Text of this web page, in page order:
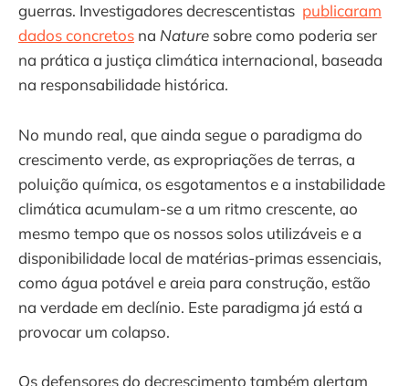
guerras. Investigadores decrescentistas publicaram
dados concretos na Nature sobre como poderia ser
na prática a justiça climática internacional, baseada
na responsabilidade histórica.
No mundo real, que ainda segue o paradigma do
crescimento verde, as expropriações de terras, a
poluição química, os esgotamentos e a instabilidade
climática acumulam-se a um ritmo crescente, ao
mesmo tempo que os nossos solos utilizáveis ​​e a
disponibilidade local de matérias-primas essenciais,
como água potável e areia para construção, estão
na verdade em declínio. Este paradigma já está a
provocar um colapso.
Os defensores do decrescimento também alertam